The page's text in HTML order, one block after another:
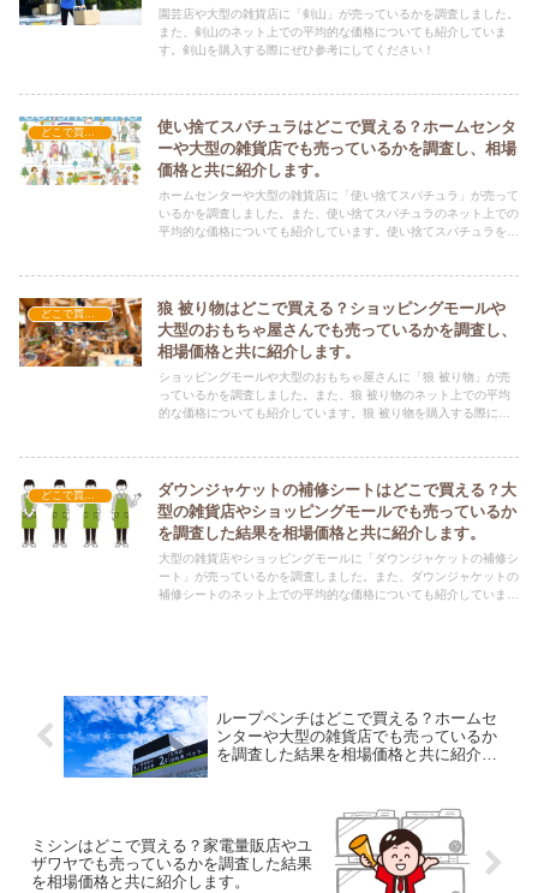
園芸店や大型の雑貨店に「剣山」が売っているかを調査しました。
また、剣山のネット上での平均的な価格についても紹介していま
す。剣山を購入する際にぜひ参考にしてください！
どこで買える？-雑貨
使い捨てスパチュラはどこで買える？ホームセンタ
ーや大型の雑貨店でも売っているかを調査し、相場
価格と共に紹介します。
ホームセンターや大型の雑貨店に「使い捨てスパチュラ」が売って
いるかを調査しました。また、使い捨てスパチュラのネット上での
平均的な価格についても紹介しています。使い捨てスパチュラを購
どこで買える？-雑貨
狼 被り物はどこで買える？ショッピングモールや
大型のおもちゃ屋さんでも売っているかを調査し、
相場価格と共に紹介します。
ショッピングモールや大型のおもちゃ屋さんに「狼 被り物」が売
っているかを調査しました。また、狼 被り物のネット上での平均
的な価格についても紹介しています。狼 被り物を購入する際にぜ
どこで買える？-雑貨
ダウンジャケットの補修シートはどこで買える？大
型の雑貨店やショッピングモールでも売っているか
を調査した結果を相場価格と共に紹介します。
大型の雑貨店やショッピングモールに「ダウンジャケットの補修シ
ート」が売っているかを調査しました。また、ダウンジャケットの
補修シートのネット上での平均的な価格についても紹介していま
ループペンチはどこで買える？ホームセ
ンターや大型の雑貨店でも売っているか
を調査した結果を相場価格と共に紹介し
ミシンはどこで買える？家電量販店やユ
ザワヤでも売っているかを調査した結果
を相場価格と共に紹介します。